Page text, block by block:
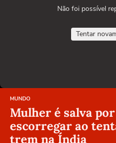
Não foi possível
Tentar
MUNDO
Mulher é salva
escorregar ao
trem na Índia